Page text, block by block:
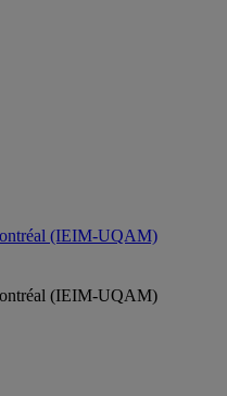
(IEIM-UQAM)
(IEIM-UQAM)